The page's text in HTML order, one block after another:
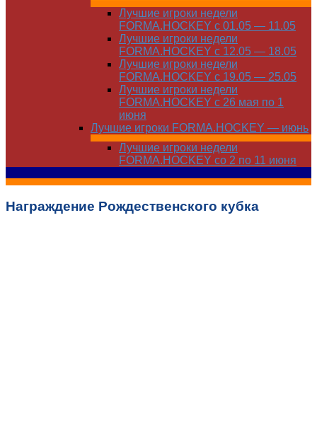
Лучшие игроки недели
FORMA.HOCKEY с 01.05 — 11.05
Лучшие игроки недели
FORMA.HOCKEY с 12.05 — 18.05
Лучшие игроки недели
FORMA.HOCKEY с 19.05 — 25.05
Лучшие игроки недели
FORMA.HOCKEY с 26 мая по 1
июня
Лучшие игроки FORMA.HOCKEY — июнь
Лучшие игроки недели
FORMA.HOCKEY со 2 по 11 июня
Награждение Рождественского кубка